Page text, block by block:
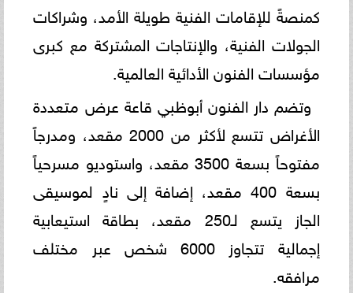
كمنصةً للإقامات الفنية طويلة الأمد، وشراكات
الجولات الفنية، والإنتاجات المشتركة مع كبرى
مؤسسات الفنون الأدائية العالمية.
وتضم دار الفنون أبوظبي قاعة عرض متعددة
الأغراض تتسع لأكثر من 2000 مقعد، ومدرجاً
مفتوحاً بسعة 3500 مقعد، واستوديو مسرحياً
بسعة 400 مقعد، إضافة إلى نادٍ لموسيقى
الجاز يتسع لـ250 مقعد، بطاقة استيعابية
إجمالية تتجاوز 6000 شخص عبر مختلف
مرافقه.